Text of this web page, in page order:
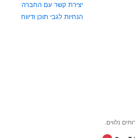
יצירת קשר עם החברה
הנחיות לגבי תוכן ודיווח